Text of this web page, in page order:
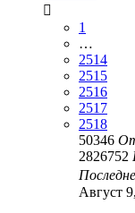
1
…
2514
2515
2516
2517
2518
50346
2826752
Август